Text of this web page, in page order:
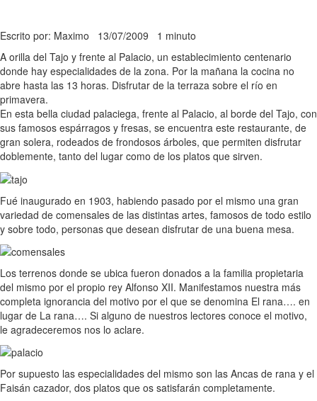
Escrito por: Maximo 13/07/2009 1 minuto
A orilla del Tajo y frente al Palacio, un establecimiento centenario
donde hay especialidades de la zona. Por la mañana la cocina no
abre hasta las 13 horas. Disfrutar de la terraza sobre el río en
primavera.
En esta bella ciudad palaciega, frente al Palacio, al borde del Tajo, con
sus famosos espárragos y fresas, se encuentra este restaurante, de
gran solera, rodeados de frondosos árboles, que permiten disfrutar
doblemente, tanto del lugar como de los platos que sirven.
Fué inaugurado en 1903, habiendo pasado por el mismo una gran
variedad de comensales de las distintas artes, famosos de todo estilo
y sobre todo, personas que desean disfrutar de una buena mesa.
Los terrenos donde se ubica fueron donados a la familia propietaria
del mismo por el propio rey Alfonso XII. Manifestamos nuestra más
completa ignorancia del motivo por el que se denomina El rana…. en
lugar de La rana…. Si alguno de nuestros lectores conoce el motivo,
le agradeceremos nos lo aclare.
Por supuesto las especialidades del mismo son las Ancas de rana y el
Faisán cazador, dos platos que os satisfarán completamente.